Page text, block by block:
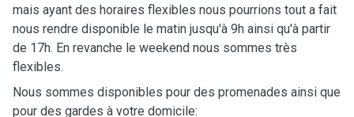
mais ayant des horaires flexibles nous pourrions tout a fait
nous rendre disponible le matin jusqu'à 9h ainsi qu'à partir
de 17h. En revanche le weekend nous sommes très
flexibles.
Nous sommes disponibles pour des promenades ainsi que
pour des gardes à votre domicile: